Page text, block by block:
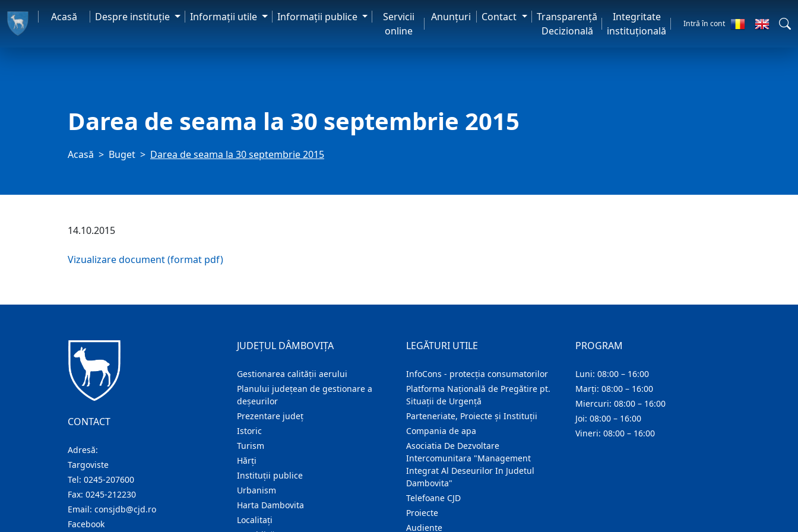
Acasă Despre instituţie Informaţii utile Informaţii publice
Servicii
online
Anunţuri Contact
Transparență
Decizională
Integritate
instituțională
Intră în cont
Darea de seama la 30 septembrie 2015
Acasă Buget Darea de seama la 30 septembrie 2015
14.10.2015
Vizualizare document (format pdf)
CONTACT
Adresă:
Targoviste
Tel: 0245-207600
Fax: 0245-212230
Email: consjdb@cjd.ro
Facebook
JUDEȚUL DÂMBOVIȚA
Gestionarea calității aerului
Planului județean de gestionare a
deșeurilor
Prezentare judeţ
Istoric
Turism
Hărţi
Instituţii publice
Urbanism
Harta Dambovita
Localitaţi
LEGĂTURI UTILE
InfoCons - protecția consumatorilor
Platforma Națională de Pregătire pt.
Situații de Urgență
Parteneriate, Proiecte și Instituții
Compania de apa
Asociatia De Dezvoltare
Intercomunitara "Management
Integrat Al Deseurilor In Judetul
Dambovita"
Telefoane CJD
Proiecte
Audienţe
PROGRAM
Luni: 08:00 – 16:00
Marți: 08:00 – 16:00
Miercuri: 08:00 – 16:00
Joi: 08:00 – 16:00
Vineri: 08:00 – 16:00